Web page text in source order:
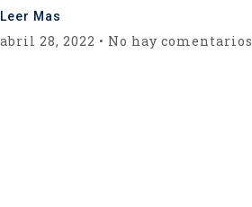
Leer Mas
abril 28, 2022 No hay comentarios